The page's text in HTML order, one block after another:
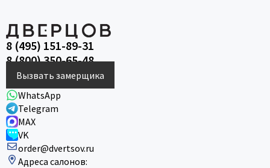
8 (495) 151-89-31
8 (800) 350-65-48
Вызвать замерщика
WhatsApp
Telegram
MAX
VK
order@dvertsov.ru
Адреса салонов: